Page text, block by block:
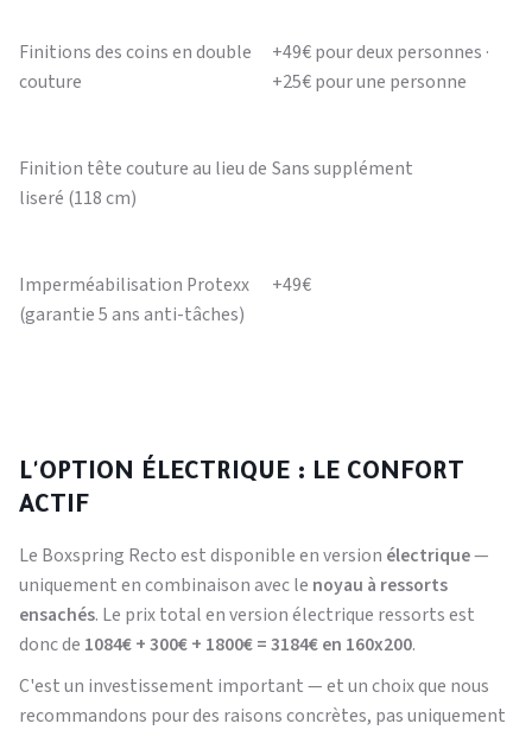
Finitions des coins en double
couture
+49€ pour deux personnes ·
+25€ pour une personne
Finition tête couture au lieu de
liseré (118 cm)
Sans supplément
Imperméabilisation Protexx
(garantie 5 ans anti-tâches)
+49€
L'OPTION ÉLECTRIQUE : LE CONFORT
ACTIF
Le Boxspring Recto est disponible en version électrique—
uniquement en combinaison avec le noyau à ressorts
ensachés. Le prix total en version électrique ressorts est
donc de 1084€ + 300€ + 1800€ = 3184€ en 160x200.
C'est un investissement important — et un choix que nous
recommandons pour des raisons concrètes, pas uniquement